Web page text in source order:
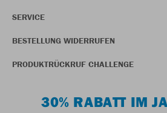
SERVICE
BESTELLUNG WIDERRUFEN
PRODUKTRÜCKRUF CHALLENGE
30% RABATT IM